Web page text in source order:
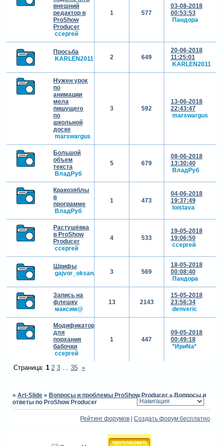
внешний
редактор в
ProShow
Producer
cсергей
1 577
03-08-2018
00:53:53
Пандора
Просьба
KARLEN2011
2 649
20-06-2018
11:25:01
KARLEN2011
Нужен урок
по
анимации
мела
пишущего
по
школьной
доске
marswargus
3 592
13-06-2018
22:43:47
marswargus
Большой
объем
текста
ВладРуб
5 679
08-06-2018
13:30:40
ВладРуб
Кракозяблы
в
программе
ВладРуб
1 473
04-06-2018
19:37:49
loistava
Растушёвка
в ProShow
Producer
cсергей
4 533
19-05-2018
19:06:50
cсергей
Шрифы
gajvor_oksana
3 569
18-05-2018
00:08:40
Пандора
Запись на
флешку
максим@
13 2143
15-05-2018
23:56:34
denveric
Модификаторы
для
порхания
бабочки
cсергей
1 447
09-05-2018
00:49:18
*ИриNа*
Страница: 1 2 3 … 35 »
»Art-Slide »Вопросы и проблемы ProShow Producer »Вопросы и
ответы по ProShow Producer
Рейтинг форумов |Создать форум бесплатно